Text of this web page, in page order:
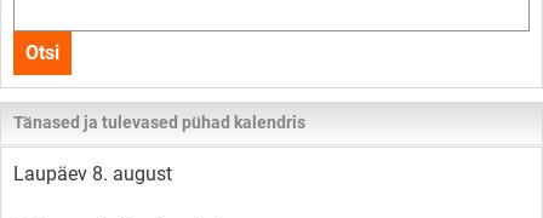
kogu
lehelt
Otsi
Tänased ja tulevased pühad kalendris
Laupäev 8. august